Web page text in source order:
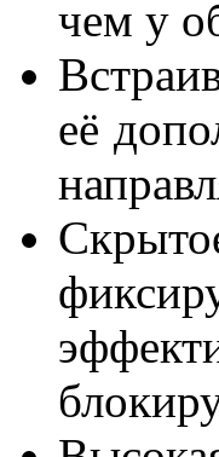
чем у
её